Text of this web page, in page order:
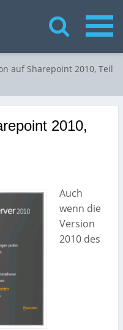
auf Sharepoint 2010, Teil
2010,
Auch
wenn die
Version
2010 des